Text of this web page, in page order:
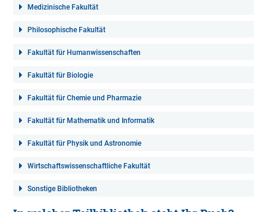
Medizinische Fakultät
Philosophische Fakultät
Fakultät für Humanwissenschaften
Fakultät für Biologie
Fakultät für Chemie und Pharmazie
Fakultät für Mathematik und Informatik
Fakultät für Physik und Astronomie
Wirtschaftswissenschaftliche Fakultät
Sonstige Bibliotheken